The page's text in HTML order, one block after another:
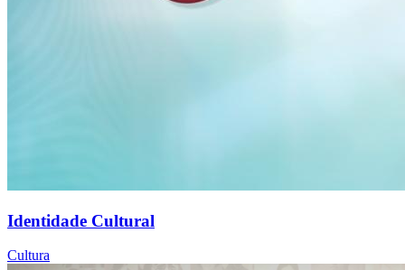
Identidade Cultural
Cultura